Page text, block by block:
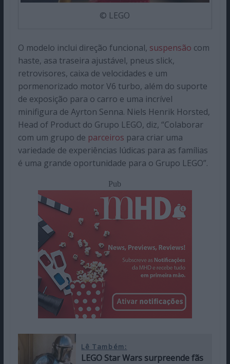
© LEGO
O modelo inclui direção funcional, suspensão com
haste, asa traseira ajustável, pneus slick,
retrovisores, caixa de velocidades e um
pormenorizado motor V6 turbo, além do suporte
de exposição para o carro e uma incrível
minifigura de Ayrton Senna. Niels Henrik Horsted,
Head of Product do Grupo LEGO, diz, “Colaborar
com um grupo de parceiros para criar uma
variedade de experiências lúdicas para as famílias
é uma grande oportunidade para o Grupo LEGO”.
Pub
Lê Também:
LEGO Star Wars surpreende fãs